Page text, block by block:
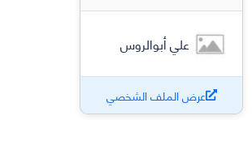
علي أبوالروس
عرض الملف الشخصي